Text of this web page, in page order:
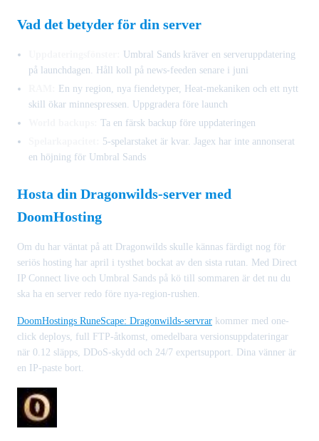
Vad det betyder för din server
Umbral Sands kräver en serveruppdatering
på launchdagen. Håll koll på news-feeden senare i juni
En ny region, nya fiendetyper, Heat-mekaniken och ett nytt
skill ökar minnespressen. Uppgradera före launch
Ta en färsk backup före uppdateringen
5-spelarstaket är kvar. Jagex har inte annonserat
en höjning för Umbral Sands
Hosta din Dragonwilds-server med
DoomHosting
Om du har väntat på att Dragonwilds skulle kännas färdigt nog för
seriös hosting har april i tysthet bockat av den sista rutan. Med Direct
IP Connect live och Umbral Sands på kö till sommaren är det nu du
ska ha en server redo före nya-region-rushen.
DoomHostings RuneScape: Dragonwilds-servrar kommer med one-
click deploys, full FTP-åtkomst, omedelbara versionsuppdateringar
när 0.12 släpps, DDoS-skydd och 24/7 expertsupport. Dina vänner är
en IP-paste bort.